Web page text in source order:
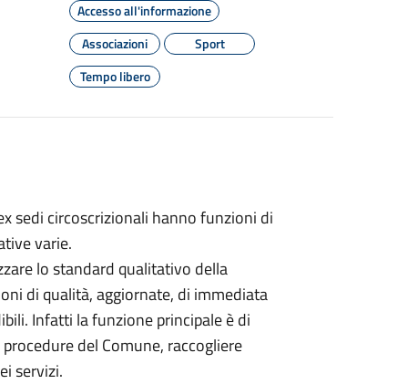
Accesso all'informazione
Associazioni
Sport
Tempo libero
sedi circoscrizionali hanno funzioni di
varie.
lo standard qualitativo della
di qualità, aggiornate, di immediata
Infatti la funzione principale è di
del Comune, raccogliere
servizi.